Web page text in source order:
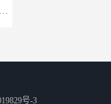
号-3